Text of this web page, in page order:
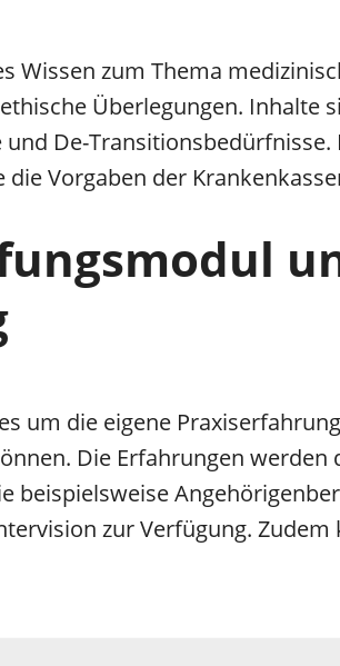
Wissen zum Thema
Überlegungen. Inhalte
De-
Vorgaben der
um die eigene
Die Erfahrungen
beispielsweise
zur Verfügung.